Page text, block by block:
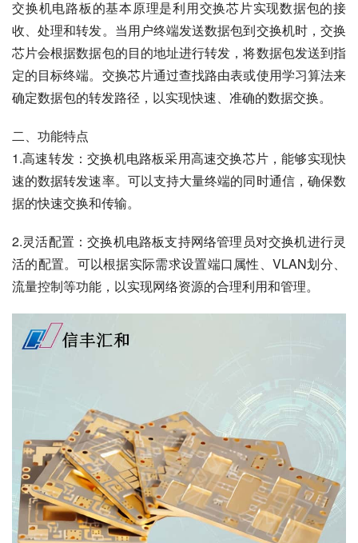
交换机电路板的基本原理是利用交换芯片实现数据包的接
收、处理和转发。当用户终端发送数据包到交换机时，交换
芯片会根据数据包的目的地址进行转发，将数据包发送到指
定的目标终端。交换芯片通过查找路由表或使用学习算法来
确定数据包的转发路径，以实现快速、准确的数据交换。
二、功能特点
1.高速转发：交换机电路板采用高速交换芯片，能够实现快
速的数据转发速率。可以支持大量终端的同时通信，确保数
据的快速交换和传输。
2.灵活配置：交换机电路板支持网络管理员对交换机进行灵
活的配置。可以根据实际需求设置端口属性、VLAN划分、
流量控制等功能，以实现网络资源的合理利用和管理。